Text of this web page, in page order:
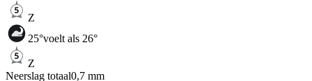
Z
25°voelt als 26°
Z
Neerslag totaal0,7 mm